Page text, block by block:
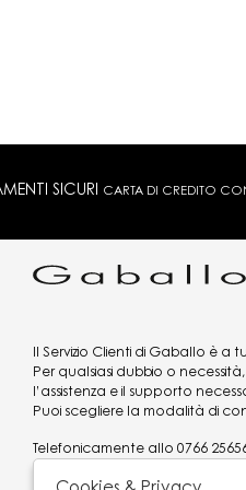
SICURI CARTA DI CREDITO
Il Servizio Clienti di Gaballo è a
Per qualsiasi dubbio o
l’assistenza e il supporto
Puoi scegliere la modalità di
Telefonicamente allo 0766